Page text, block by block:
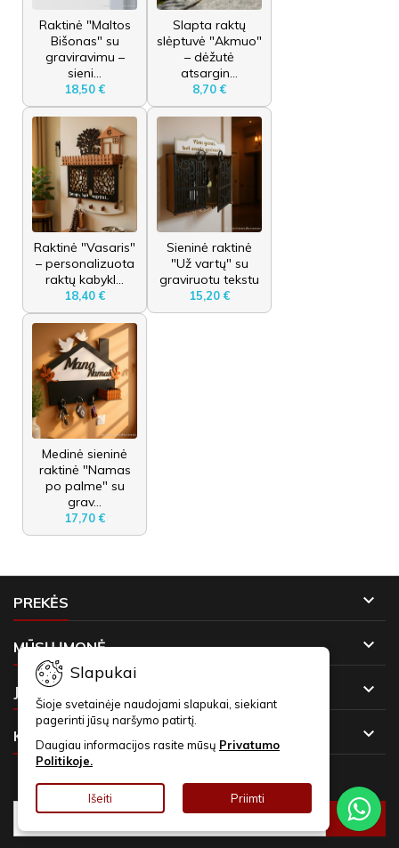
Raktinė "Maltos
Bišonas" su
graviravimu –
sieni...
18,50 €
Slapta raktų
slėptuvė "Akmuo"
– dėžutė
atsargin...
8,70 €
Raktinė "Vasaris"
– personalizuota
raktų kabykl...
18,40 €
Sieninė raktinė
"Už vartų" su
graviruotu tekstu
15,20 €
Medinė sieninė
raktinė "Namas
po palme" su
grav...
17,70 €
PREKĖS 
MŪSŲ ĮMONĖ 
JŪSŲ PASKYRA 
KONTAKTAI 
Slapukai
Šioje svetainėje naudojami slapukai, siekiant
pagerinti jūsų naršymo patirtį.
Daugiau informacijos rasite mūsų Privatumo
Politikoje.
Išeiti Priimti
NAUJIENLAIŠKIAI